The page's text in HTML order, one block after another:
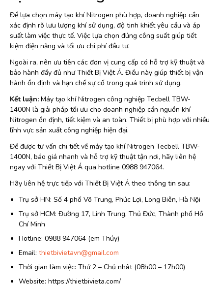
Để lựa chọn máy tạo khí Nitrogen phù hợp, doanh nghiệp cần
xác định rõ lưu lượng khí sử dụng, độ tinh khiết yêu cầu và áp
suất làm việc thực tế. Việc lựa chọn đúng công suất giúp tiết
kiệm điện năng và tối ưu chi phí đầu tư.
Ngoài ra, nên ưu tiên các đơn vị cung cấp có hỗ trợ kỹ thuật và
bảo hành đầy đủ như Thiết Bị Việt Á. Điều này giúp thiết bị vận
hành ổn định và hạn chế sự cố trong quá trình sử dụng.
Kết luận: Máy tạo khí Nitrogen công nghiệp Tecbell TBW-
1400N là giải pháp tối ưu cho doanh nghiệp cần nguồn khí
Nitrogen ổn định, tiết kiệm và an toàn. Thiết bị phù hợp với nhiều
lĩnh vực sản xuất công nghiệp hiện đại.
Để được tư vấn chi tiết về máy tạo khí Nitrogen Tecbell TBW-
1400N, báo giá nhanh và hỗ trợ kỹ thuật tận nơi, hãy liên hệ
ngay với Thiết Bị Việt Á qua hotline 0988 947064.
Hãy liên hệ trực tiếp với Thiết Bị Việt Á theo thông tin sau:
Trụ sở HN: Số 4 phố Võ Trung, Phúc Lợi, Long Biên, Hà Nội
Trụ sở HCM: Đường 17, Linh Trung, Thủ Đức, Thành phố Hồ
Chí Minh
Hotline: 0988 947064 (em Thúy)
Email: thietbivietavn@gmail.com
Thời gian làm việc: Thứ 2 – Chủ nhật (08h00 – 17h00)
Website: https://thietbivieta.com/